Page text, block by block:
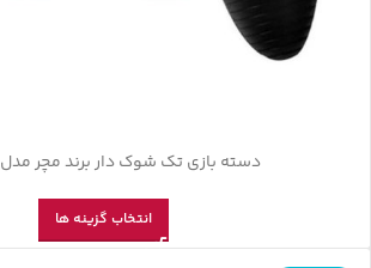
دسته بازی تک شوک دار برند مچر مدل MR-59
انتخاب گزینه ها